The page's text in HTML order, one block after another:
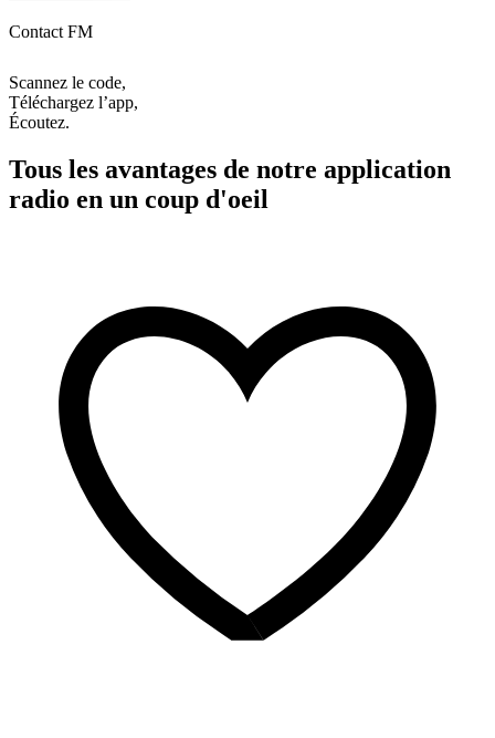
Contact FM
Scannez le code,
Téléchargez l’app,
Écoutez.
Tous les avantages de notre application
radio en un coup d'oeil